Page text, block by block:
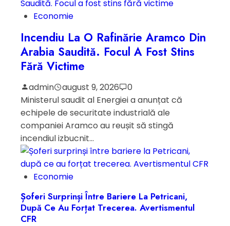
Economie
Incendiu La O Rafinărie Aramco Din
Arabia Saudită. Focul A Fost Stins
Fără Victime
admin august 9, 2026
0
Ministerul saudit al Energiei a anunțat că
echipele de securitate industrială ale
companiei Aramco au reușit să stingă
incendiul izbucnit...
Economie
Șoferi Surprinși Între Bariere La Petricani,
După Ce Au Forțat Trecerea. Avertismentul
CFR